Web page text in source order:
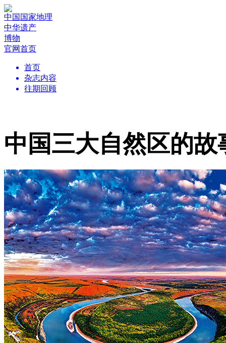
中国国家地理
中华遗产
博物
官网首页
首页
杂志内容
往期回顾
中国三大自然区的故